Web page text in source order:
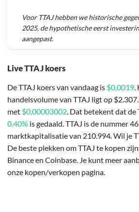
Live TTAJ koers
De TTAJ koers van vandaag is $0,0019.
handelsvolume van TTAJ ligt op
met $0,00003002. Dat betekent dat de
0,40% is gedaald. TTAJ is de nummer
marktkapitalisatie van 210.994. Wil je
De beste plekken om TTAJ te kopen
Binance en Coinbase. Je kunt meer
onze kopen/verkopen pagina.
Voor TTAJhebben we historische
2025, de hypothetische eerst
aangepast.